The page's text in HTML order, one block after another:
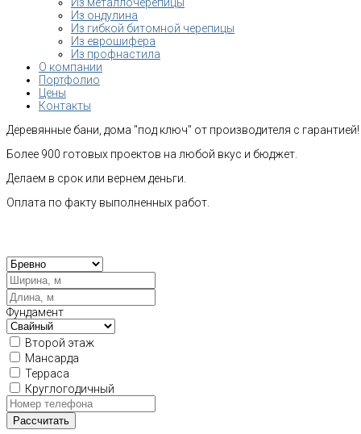
Из ондулина
Из гибкой битомной черепицы
Из еврошифера
Из профнастила
О компании
Портфолио
Цены
Контакты
Деревянные бани, дома "под ключ" от производителя с гарантией!
Более 900 готовых проектов на любой вкус и бюджет.
Делаем в срок или вернем деньги.
Оплата по факту выполненных работ.
Фундамент
Второй этаж
Мансарда
Терраса
Круглогодичный